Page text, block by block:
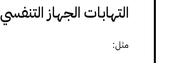
التهابات الجهاز التنفسي
مثل: